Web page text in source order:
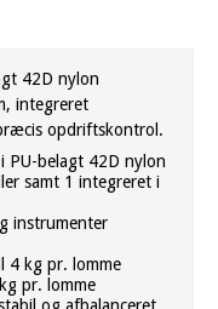
42D nylon
integreret
opdriftskontrol.
PU-belagt 42D nylon
samt 1 integreret i
instrumenter
4 kg pr. lomme
pr. lomme